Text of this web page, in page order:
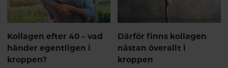
kollagenpeptider kan bidra till att
minska aktivitetsrelaterad ledvärk
hos vissa personer³⁴. Många
beskriver att kroppen känns: ✔
smidigare i vardagen ✔ mindre
stel efter vila ✔ bättre återhämtad
Kollagen efter 40 – vad
händer egentligen i
kroppen?
Därför finns kollagen
nästan överallt i
kroppen